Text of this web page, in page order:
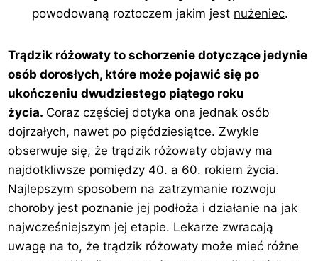
powodowaną roztoczem jakim jest nużeniec.
Trądzik różowaty to schorzenie dotyczące jedynie
osób dorosłych, które może pojawić się po
ukończeniu dwudziestego piątego roku
życia. Coraz częściej dotyka ona jednak osób
dojrzałych, nawet po pięćdziesiątce. Zwykle
obserwuje się, że trądzik różowaty objawy ma
najdotkliwsze pomiędzy 40. a 60. rokiem życia.
Najlepszym sposobem na zatrzymanie rozwoju
choroby jest poznanie jej podłoża i działanie na jak
najwcześniejszym jej etapie. Lekarze zwracają
uwagę na to, że trądzik różowaty może mieć różne